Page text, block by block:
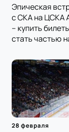
Эпическая
с СКА на ЦСКА
– купить
стать частью
28 февраля